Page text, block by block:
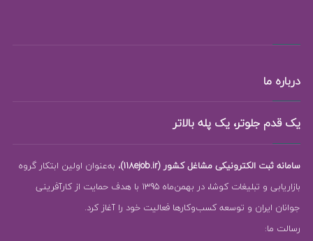
درباره ما
یک قدم جلوتر، یک پله بالاتر
سامانه ثبت الکترونیکی مشاغل کشور (118ejob.ir)
، به‌عنوان اولین ابتکار گروه
بازاریابی و تبلیغات کوشا، در بهمن‌ماه 1395 با هدف حمایت از کارآفرینی
جوانان ایران و توسعه کسب‌وکارها فعالیت خود را آغاز کرد.
رسالت ما: